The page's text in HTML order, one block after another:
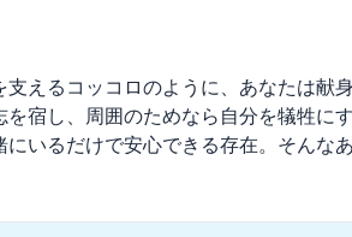
えるコッコロのように、あなたは献
宿し、周囲のためなら自分を犠牲に
にいるだけで安心できる存在。そんな